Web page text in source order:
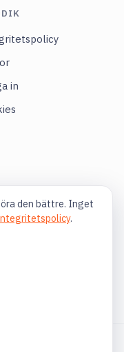
in
den bättre. Inget
.